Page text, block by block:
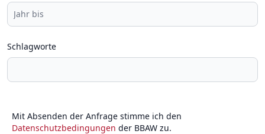
Schlagworte
Mit Absenden der Anfrage stimme ich den
Datenschutzbedingungen der BBAW zu.